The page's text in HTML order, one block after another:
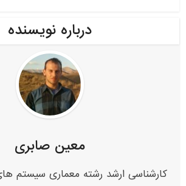
درباره نویسنده
معین صابری
کارشناسی ارشد رشته معماری سیستم